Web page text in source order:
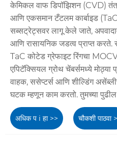
केमिकल वाफ डिपॉझिशन (CVD)
आणि एकसमान टँटलम कार्बाइड
सब्सट्रेट्सवर लागू केले जाते,
आणि रासायनिक जडत्व प्राप्त
TaC कोटेड ग्रेफाइट रिंगचा
एपिटॅक्सियल ग्रोथ चेंबर्समध्ये मोठ्या
वाहक, ससेप्टर्स आणि शील्डिंग
घटक म्हणून काम करतो. तुमच्या
अधिक प i हा >> चौकशी पाठवा